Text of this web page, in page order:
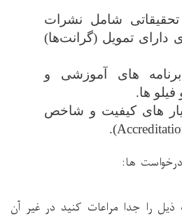
شامل نشرات
دارای تمویل (گرانت‌ها)
های آموزشی و
ها.
های کیفیت و شاخص
)
.
ها:
را جدا مراعات کنید در غیر آن